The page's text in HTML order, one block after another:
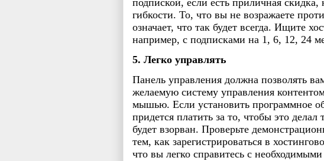
подпиской, если есть приличная
гибкости. То, что вы не возражаете
означает, что так будет всегда. Ищите
например, с подписками на 1, 6, 12, 24
5. Легко управлять
Панель управления должна позволять
желаемую систему управления
мышью. Если установить программное
придется платить за то, чтобы это
будет взорван. Проверьте
тем, как зарегистрироваться в
что вы легко справитесь с необходимыми